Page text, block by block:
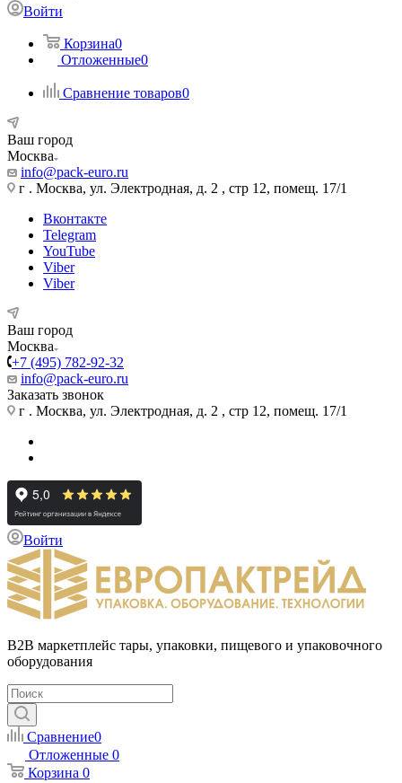
Войти
Корзина0
Отложенные0
Сравнение товаров0
Ваш город
Москва
info@pack-euro.ru
г . Москва, ул. Электродная, д. 2 , стр 12, помещ. 17/1
Вконтакте
Telegram
YouTube
Viber
Viber
Ваш город
Москва
+7 (495) 782-92-32
info@pack-euro.ru
Заказать звонок
г . Москва, ул. Электродная, д. 2 , стр 12, помещ. 17/1
Войти
B2B маркетплейс тары, упаковки, пищевого и упаковочного
оборудования
Сравнение0
Отложенные 0
Корзина 0